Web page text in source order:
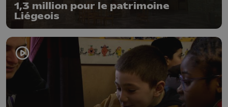
1,3 million pour le patrimoine
Liégeois